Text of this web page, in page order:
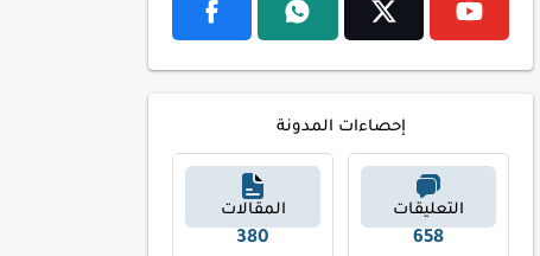
إحصاءات المدونة
التعليقات
791
المقالات
460